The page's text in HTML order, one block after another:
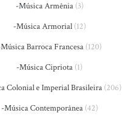
-Música Armênia(3)
-Música Armorial(12)
Barroca Francesa(120)
-Música Cipriota (1)
Colonial e Imperial Brasileira(206)
-Música Contemporânea(42)